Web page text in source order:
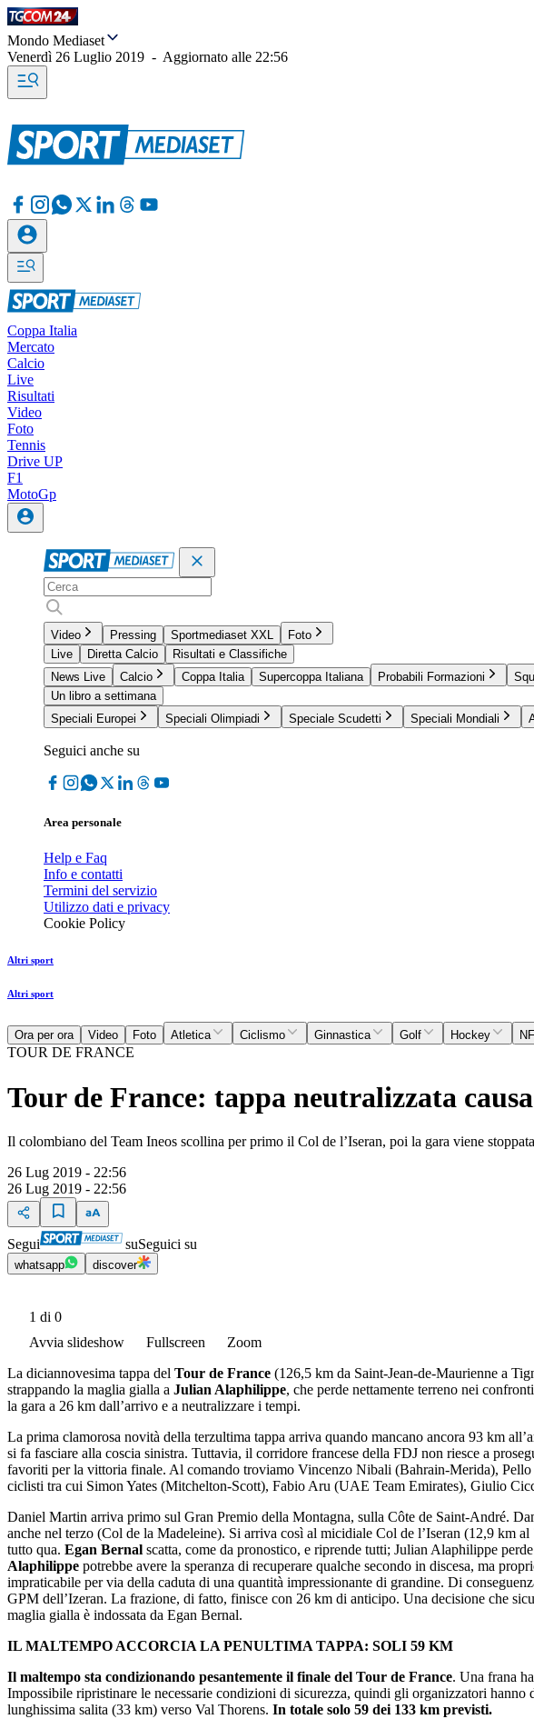
Mondo Mediaset
Venerdì 26 Luglio 2019 - Aggiornato alle 22:56
Coppa Italia
Mercato
Calcio
Live
Risultati
Video
Foto
Tennis
Drive UP
F1
MotoGp
Video Pressing Sportmediaset XXL
Foto
Live
Diretta Calcio
Risultati e Classifiche
News Live
Calcio Coppa Italia Supercoppa Italiana Probabili Formazioni
Un libro a settimana
Speciali Europei
Speciali Olimpiadi Speciale Scudetti Speciali Mondiali
Seguici anche su
Area personale
Help e Faq
Info e contatti
Termini del servizio
Utilizzo dati e privacy
Cookie Policy
Altri sport
Altri sport
Ora per ora Video Foto Atletica Ciclismo Ginnastica Golf Hockey
TOUR DE FRANCE
Tour de France: tappa neutralizzata
Il colombiano del Team Ineos scollina per primo il Col de l’Iseran, poi la gara viene
26 Lug 2019 - 22:56
26 Lug 2019 - 22:56
Segui suSeguici su
whatsapp discover
1 di 0
Avvia slideshow
Fullscreen
Zoom
La diciannovesima tappa del Tour de France (126,5 km da Saint-Jean-de-Maurienne a
strappando la maglia gialla a Julian Alaphilippe, che perde nettamente terreno nei
la gara a 26 km dall’arrivo e a neutralizzare i tempi.
La prima clamorosa novità della terzultima tappa arriva quando mancano ancora 93 km
si fa fasciare alla coscia sinistra. Tuttavia, il corridore francese della FDJ non riesce a
favoriti per la vittoria finale. Al comando troviamo Vincenzo Nibali (Bahrain-Merida),
ciclisti tra cui Simon Yates (Mitchelton-Scott), Fabio Aru (UAE Team Emirates), Giulio
Daniel Martin arriva primo sul Gran Premio della Montagna, sulla Côte de Saint-André.
anche nel terzo (Col de la Madeleine). Si arriva così al micidiale Col de l’Iseran (12,9 km
tutto qua. Egan Bernal scatta, come da pronostico, e riprende tutti; Julian Alaphilippe
Alaphilippe potrebbe avere la speranza di recuperare qualche secondo in discesa, ma
impraticabile per via della caduta di una quantità impressionante di grandine. Di
GPM dell’Izeran. La frazione, di fatto, finisce con 26 km di anticipo. Una decisione che
maglia gialla è indossata da Egan Bernal.
IL MALTEMPO ACCORCIA LA PENULTIMA TAPPA: SOLI 59 KM
Il maltempo sta condizionando pesantemente il finale del Tour de France. Una frana
Impossibile ripristinare le necessarie condizioni di sicurezza, quindi gli organizzatori hanno
lunghissima salita (33 km) verso Val Thorens. In totale solo 59 dei 133 km previsti.